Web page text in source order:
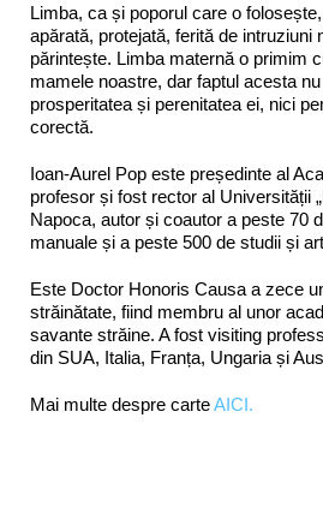
Limba, ca și poporul care o
apărată, protejată, ferită de intruziuni
părintește. Limba maternă o primim
mamele noastre, dar faptul acesta
prosperitatea și perenitatea ei, nici
corectă.
Ioan-Aurel Pop este președinte al
profesor și fost rector al Universității
Napoca, autor și coautor a peste 70
manuale și a peste 500 de studii și
Este Doctor Honoris Causa a zece
străinătate, fiind membru al unor
savante străine. A fost visiting
din SUA, Italia, Franța, Ungaria și
Mai multe despre carteAICI.